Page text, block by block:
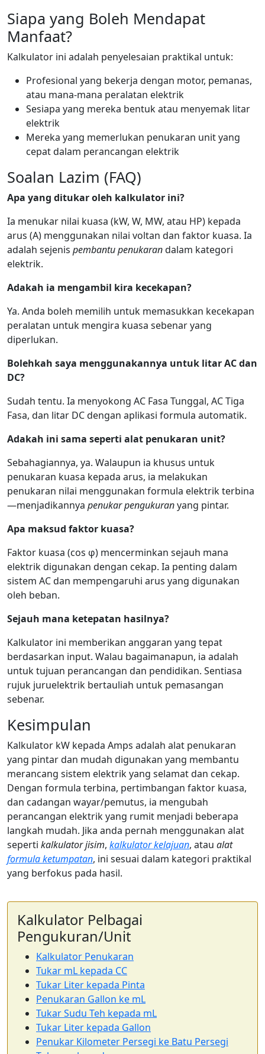
Siapa yang Boleh Mendapat
Manfaat?
Kalkulator ini adalah penyelesaian praktikal untuk:
Profesional yang bekerja dengan motor, pemanas,
atau mana-mana peralatan elektrik
Sesiapa yang mereka bentuk atau menyemak litar
elektrik
Mereka yang memerlukan penukaran unit yang
cepat dalam perancangan elektrik
Soalan Lazim (FAQ)
Apa yang ditukar oleh kalkulator ini?
Ia menukar nilai kuasa (kW, W, MW, atau HP) kepada
arus (A) menggunakan nilai voltan dan faktor kuasa. Ia
adalah sejenis pembantu penukarandalam kategori
elektrik.
Adakah ia mengambil kira kecekapan?
Ya. Anda boleh memilih untuk memasukkan kecekapan
peralatan untuk mengira kuasa sebenar yang
diperlukan.
Bolehkah saya menggunakannya untuk litar AC dan
DC?
Sudah tentu. Ia menyokong AC Fasa Tunggal, AC Tiga
Fasa, dan litar DC dengan aplikasi formula automatik.
Adakah ini sama seperti alat penukaran unit?
Sebahagiannya, ya. Walaupun ia khusus untuk
penukaran kuasa kepada arus, ia melakukan
penukaran nilai menggunakan formula elektrik terbina
—menjadikannya penukar pengukuranyang pintar.
Apa maksud faktor kuasa?
Faktor kuasa (cos φ) mencerminkan sejauh mana
elektrik digunakan dengan cekap. Ia penting dalam
sistem AC dan mempengaruhi arus yang digunakan
oleh beban.
Sejauh mana ketepatan hasilnya?
Kalkulator ini memberikan anggaran yang tepat
berdasarkan input. Walau bagaimanapun, ia adalah
untuk tujuan perancangan dan pendidikan. Sentiasa
rujuk juruelektrik bertauliah untuk pemasangan
sebenar.
Kesimpulan
Kalkulator kW kepada Amps adalah alat penukaran
yang pintar dan mudah digunakan yang membantu
merancang sistem elektrik yang selamat dan cekap.
Dengan formula terbina, pertimbangan faktor kuasa,
dan cadangan wayar/pemutus, ia mengubah
perancangan elektrik yang rumit menjadi beberapa
langkah mudah. Jika anda pernah menggunakan alat
seperti kalkulator jisim, kalkulator kelajuan, atau alat
formula ketumpatan, ini sesuai dalam kategori praktikal
yang berfokus pada hasil.
Kalkulator Pelbagai
Pengukuran/Unit
Kalkulator Penukaran
Tukar mL kepada CC
Tukar Liter kepada Pinta
Penukaran Gallon ke mL
Tukar Sudu Teh kepada mL
Tukar Liter kepada Gallon
Penukar Kilometer Persegi ke Batu Persegi